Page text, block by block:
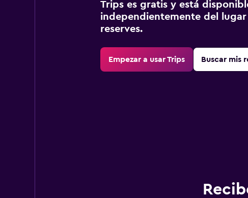
Trips es gratis y está
independientemente del
reserves.
Empezar a usar Trips Buscar mis